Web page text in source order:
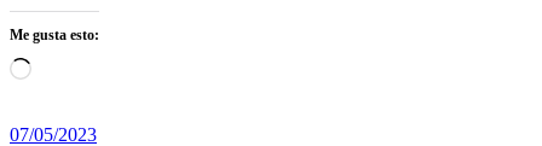
Me gusta esto:
Cargando...
07/05/2023